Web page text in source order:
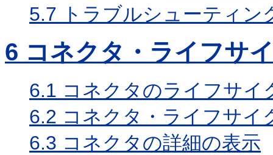
5.7 トラブルシューティン
6 コネクタ・ライフサ
6.1 コネクタのライフサイ
6.2 コネクタ・ライフサイ
6.3 コネクタの詳細の表示